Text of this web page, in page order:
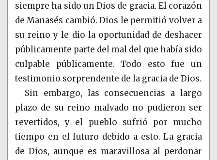
siempre ha sido un Dios de gracia. El corazón
de Manasés cambió. Dios le permitió volver a
su reino y le dio la oportunidad de deshacer
públicamente parte del mal del que había sido
culpable públicamente. Todo esto fue un
testimonio sorprendente de la gracia de Dios.
Sin embargo, las consecuencias a largo
plazo de su reino malvado no pudieron ser
revertidos, y el pueblo sufrió por mucho
tiempo en el futuro debido a esto. La gracia
de Dios, aunque es maravillosa al perdonar